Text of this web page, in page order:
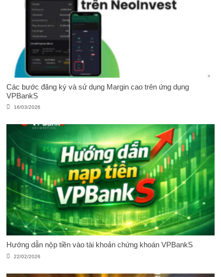
Các bước đăng ký và sử dụng Margin cao trên ứng dụng
VPBankS
16/03/2026
Hướng dẫn nộp tiền vào tài khoản chứng khoán VPBankS
22/02/2026